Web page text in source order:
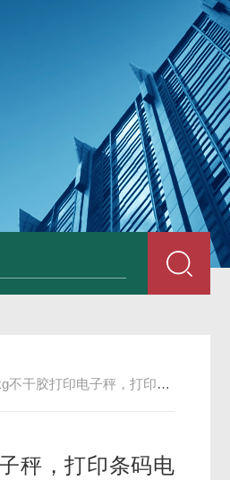
JDT-WN-Q20S食品
干胶打印电子秤，打印条码电子称
秤，打印条码电